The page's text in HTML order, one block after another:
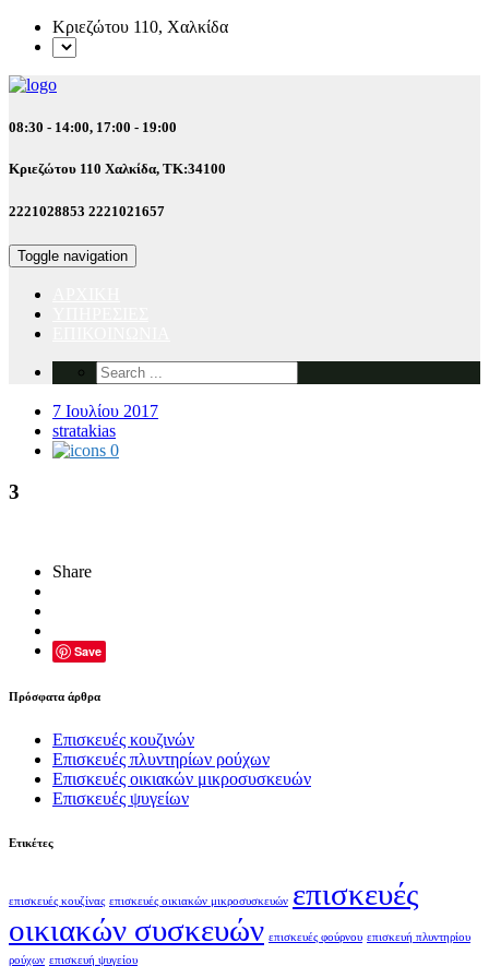
Κριεζώτου 110, Χαλκίδα
08:30 - 14:00, 17:00 - 19:00
Κριεζώτου 110 Χαλκίδα, ΤΚ:34100
2221028853 2221021657
Toggle navigation
7 Ιουλίου 2017
stratakias
0
3
Share
Save
Πρόσφατα άρθρα
Επισκευές κουζινών
Επισκευές πλυντηρίων ρούχων
Επισκευές οικιακών μικροσυσκευών
Επισκευές ψυγείων
Ετικέτες
επισκευές κουζίνας επισκευές οικιακών μικροσυσκευών επισκευές
οικιακών συσκευών επισκευές φούρνου επισκευή πλυντηρίου
ρούχων επισκευή ψυγείου